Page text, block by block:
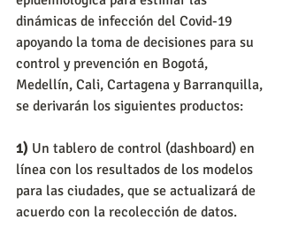
dinámicas de infección del Covid-19
apoyando la toma de decisiones para su
control y prevención en Bogotá,
Medellín, Cali, Cartagena y Barranquilla,
se derivarán los siguientes productos:
1) Un tablero de control (dashboard) en
línea con los resultados de los modelos
para las ciudades, que se actualizará de
acuerdo con la recolección de datos.